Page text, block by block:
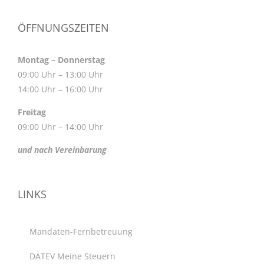
ÖFFNUNGSZEITEN
Montag – Donnerstag
09:00 Uhr – 13:00 Uhr
14:00 Uhr – 16:00 Uhr
Freitag
09:00 Uhr – 14:00 Uhr
und nach Vereinbarung
LINKS
Mandaten-Fernbetreuung
DATEV Meine Steuern